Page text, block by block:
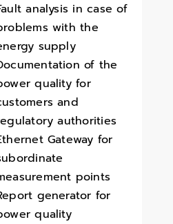
analysis in case of
with the
supply
of the
quality for
and
authorities
Gateway for
points
generator for
quality